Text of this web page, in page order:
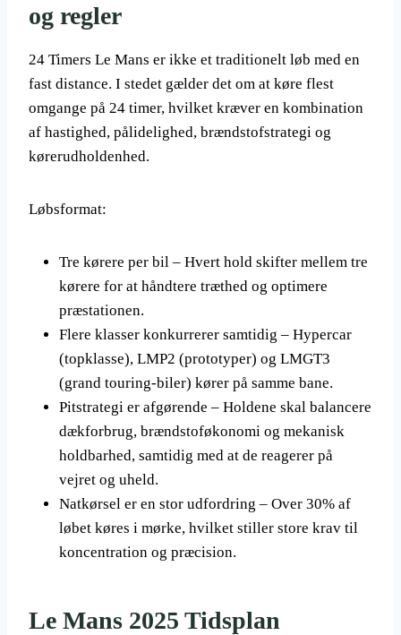
og regler
24 Timers Le Mans er ikke et traditionelt løb med en
fast distance. I stedet gælder det om at køre flest
omgange på 24 timer, hvilket kræver en kombination
af hastighed, pålidelighed, brændstofstrategi og
kørerudholdenhed.
Løbsformat:
Tre kørere per bil – Hvert hold skifter mellem tre
kørere for at håndtere træthed og optimere
præstationen.
Flere klasser konkurrerer samtidig – Hypercar
(topklasse), LMP2 (prototyper) og LMGT3
(grand touring-biler) kører på samme bane.
Pitstrategi er afgørende – Holdene skal balancere
dækforbrug, brændstoføkonomi og mekanisk
holdbarhed, samtidig med at de reagerer på
vejret og uheld.
Natkørsel er en stor udfordring – Over 30% af
løbet køres i mørke, hvilket stiller store krav til
koncentration og præcision.
Le Mans 2025 Tidsplan